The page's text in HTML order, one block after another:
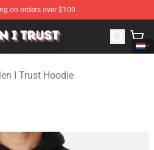
on orders over $100
Men I Trust Merchandise Store
I Trust Hoodie